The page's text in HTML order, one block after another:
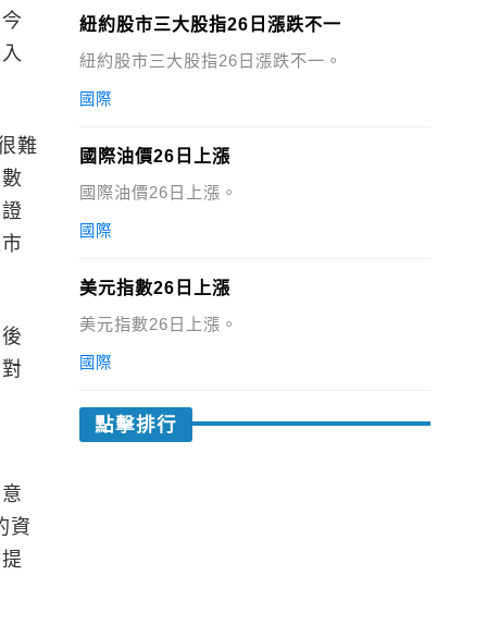
難
資
紐約股市三大股指26日漲跌不一
紐約股市三大股指26日漲跌不一。
國際
國際油價26日上漲
國際油價26日上漲。
國際
美元指數26日上漲
美元指數26日上漲。
國際
點擊排行